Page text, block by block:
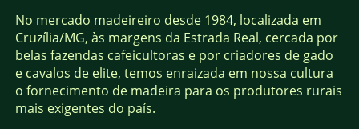
No mercado madeireiro desde 1984, localizada em
Cruzília/MG, às margens da Estrada Real, cercada por
belas fazendas cafeicultoras e por criadores de gado
e cavalos de elite, temos enraizada em nossa cultura
o fornecimento de madeira para os produtores rurais
mais exigentes do país.